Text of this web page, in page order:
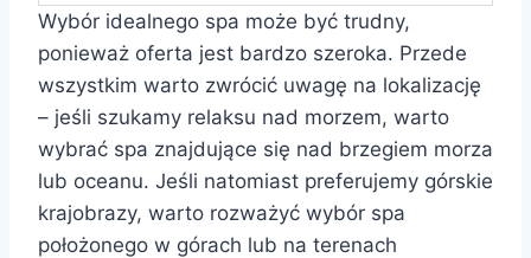
Wybór idealnego spa może być trudny,
ponieważ oferta jest bardzo szeroka. Przede
wszystkim warto zwrócić uwagę na lokalizację
– jeśli szukamy relaksu nad morzem, warto
wybrać spa znajdujące się nad brzegiem morza
lub oceanu. Jeśli natomiast preferujemy górskie
krajobrazy, warto rozważyć wybór spa
położonego w górach lub na terenach